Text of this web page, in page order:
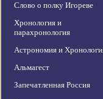
Слово о полку Игореве
Хронология и
парахронология
Астрономия и
Альмагест
Запечатленная Россия